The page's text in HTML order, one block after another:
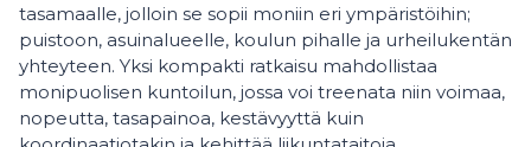
tasamaalle, jolloin se sopii moniin eri ympäristöihin;
puistoon, asuinalueelle, koulun pihalle ja urheilukentän
yhteyteen. Yksi kompakti ratkaisu mahdollistaa
monipuolisen kuntoilun, jossa voi treenata niin voimaa,
nopeutta, tasapainoa, kestävyyttä kuin